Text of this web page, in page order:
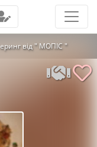
від " МОПІС "